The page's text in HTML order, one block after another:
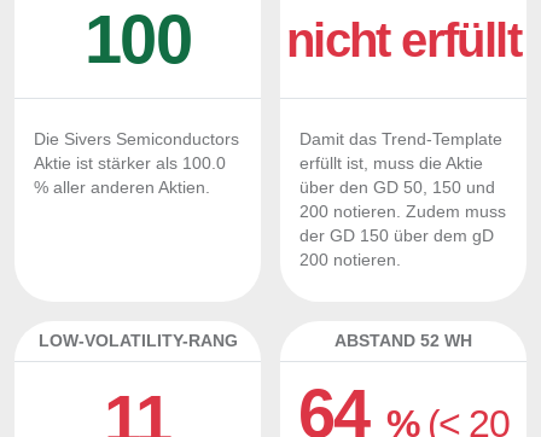
100
Die Sivers Semiconductors
Aktie ist stärker als 100.0
% aller anderen Aktien.
nicht erfüllt
Damit das Trend-Template
erfüllt ist, muss die Aktie
über den GD 50, 150 und
200 notieren. Zudem muss
der GD 150 über dem gD
200 notieren.
LOW-VOLATILITY-RANG
11
ABSTAND 52 WH
64% (< 20